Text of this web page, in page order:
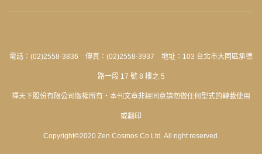
電話：(02)2558-3836 傳真：(02)2558-3937 地址：103 台北市大同區承德
路一段 17 號 8 樓之 5
禪天下股份有限公司版權所有‧本刊文章非經同意請勿做任何型式的轉載使用
或翻印
Copyright©2020 Zen Cosmos Co Ltd. All right reserved.